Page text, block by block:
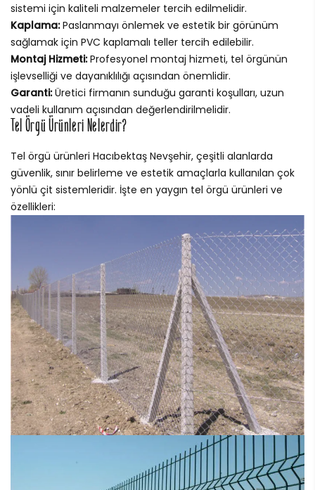
sistemi için kaliteli malzemeler tercih edilmelidir.
Kaplama:Paslanmayı önlemek ve estetik bir görünüm
sağlamak için PVC kaplamalı teller tercih edilebilir.
Montaj Hizmeti:Profesyonel montaj hizmeti, tel örgünün
işlevselliği ve dayanıklılığı açısından önemlidir.
Garanti:Üretici firmanın sunduğu garanti koşulları, uzun
vadeli kullanım açısından değerlendirilmelidir.
Tel Örgü Ürünleri Nelerdir?
Tel örgü ürünleri Hacıbektaş Nevşehir, çeşitli alanlarda
güvenlik, sınır belirleme ve estetik amaçlarla kullanılan çok
yönlü çit sistemleridir. İşte en yaygın tel örgü ürünleri ve
özellikleri: